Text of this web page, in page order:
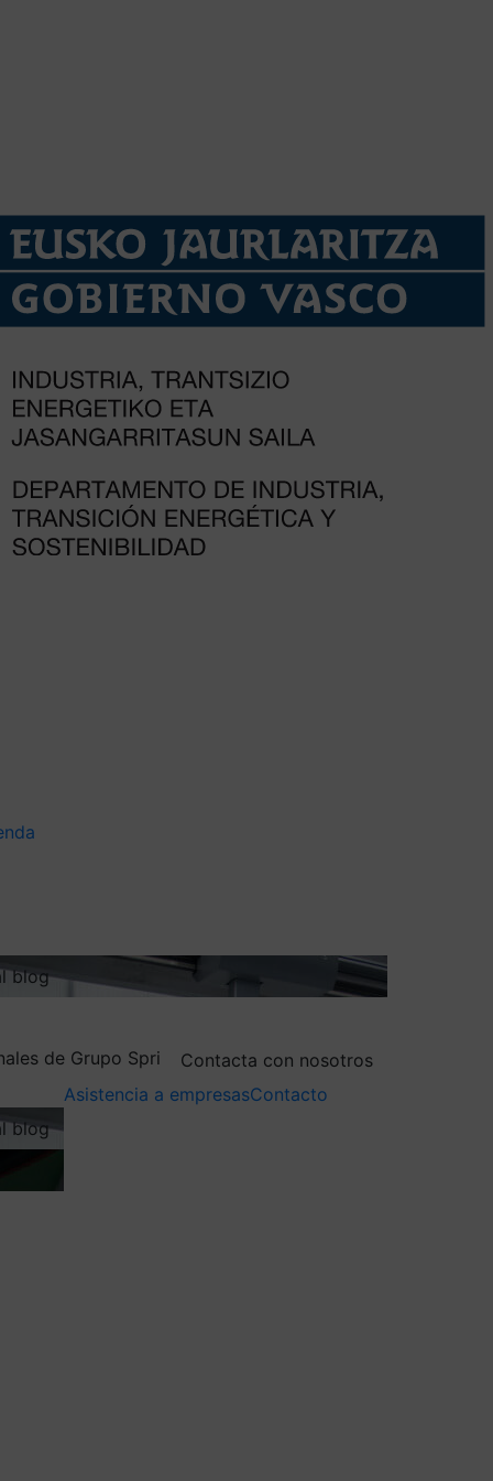
blog
de Grupo Spri
Contacta con nosotros
blog
Asistencia a empresasContacto